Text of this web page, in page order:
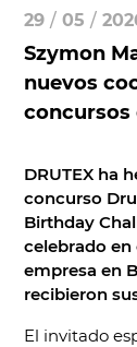
29 / 05 /
Szymon
nuevos
concursos
DRUTEX ha
concurso
Birthday
celebrado
empresa en
recibieron
El invitado